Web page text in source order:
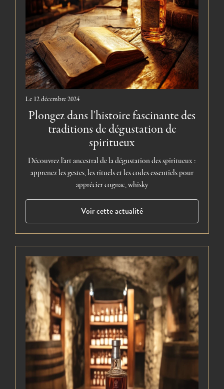
Le 12 décembre 2024
Plongez dans l'histoire fascinante des
traditions de dégustation de
spiritueux
Découvrez l'art ancestral de la dégustation des spiritueux :
apprenez les gestes, les rituels et les codes essentiels pour
apprécier cognac, whisky
Voir cette actualité